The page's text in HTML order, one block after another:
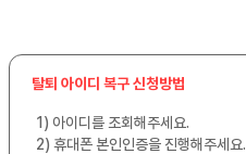
탈퇴 아이디 복구 신청방법
1) 아이디를 조회해주세요.
2) 휴대폰 본인인증을 진행해주세요.